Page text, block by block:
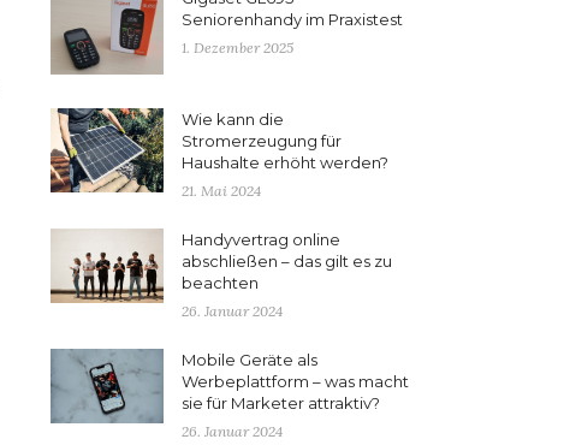
Seniorenhandy im Praxistest
1. Dezember 2025
Wie kann die
Stromerzeugung für
Haushalte erhöht werden?
21. Mai 2024
Handyvertrag online
abschließen – das gilt es zu
beachten
26. Januar 2024
Mobile Geräte als
Werbeplattform – was macht
sie für Marketer attraktiv?
26. Januar 2024